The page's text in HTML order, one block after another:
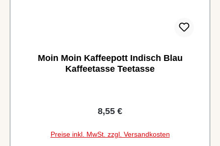
Moin Moin Kaffeepott Indisch Blau
Kaffeetasse Teetasse
Regulärer Preis:
8,55 €
Preise inkl. MwSt. zzgl. Versandkosten